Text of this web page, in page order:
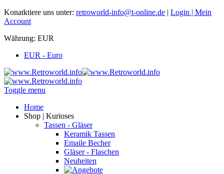
Konatktiere uns unter: retroworld-info@t-online.de | Login | Mein
Account
Währung: EUR
EUR - Euro
Toggle menu
Home
Shop | Kurioses
Tassen - Gläser
Keramik Tassen
Emaile Becher
Gläser - Flaschen
Neuheiten